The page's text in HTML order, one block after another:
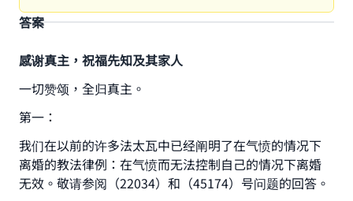
答案
感谢真主，祝福先知及其家人
一切赞颂，全归真主。
第一：
我们在以前的许多法太瓦中已经阐明了在气愤的情况下
离婚的教法律例：在气愤而无法控制自己的情况下离婚
无效。敬请参阅（22034）和（45174）号问题的回答。
Make an impact on millions of lives
with your contribution today